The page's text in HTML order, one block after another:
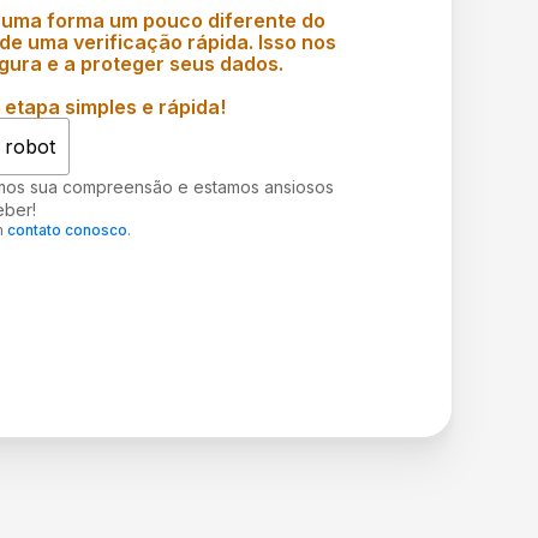
forma um pouco diferente do
uma verificação rápida. Isso nos
e a proteger seus dados.
simples e rápida!
robot
sua compreensão e estamos ansiosos
contato conosco.